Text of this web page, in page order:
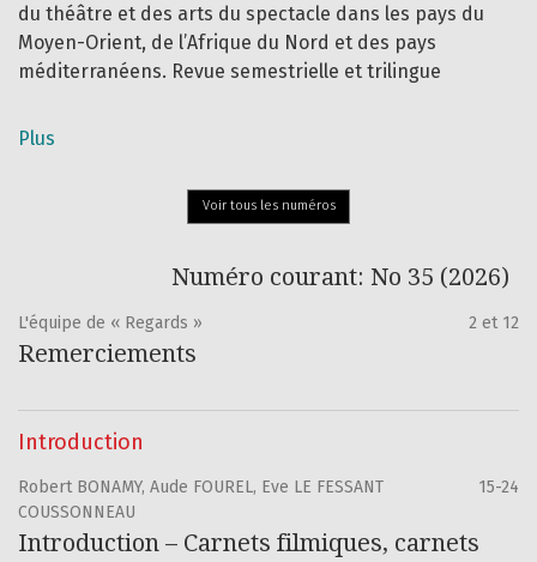
du théâtre et des arts du spectacle dans les pays du
Moyen-Orient, de l’Afrique du Nord et des pays
méditerranéens. Revue semestrielle et trilingue
dossier thématique, d’une section
culturelles et artistiques de la région.
Plus
Voir tous les numéros
Numéro courant: No 35 (2026)
L'équipe de « Regards » 2 et 12
Remerciements
Introduction
Robert BONAMY, Aude FOUREL, Eve LE FESSANT
COUSSONNEAU
15-24
Introduction – Carnets filmiques, carnets